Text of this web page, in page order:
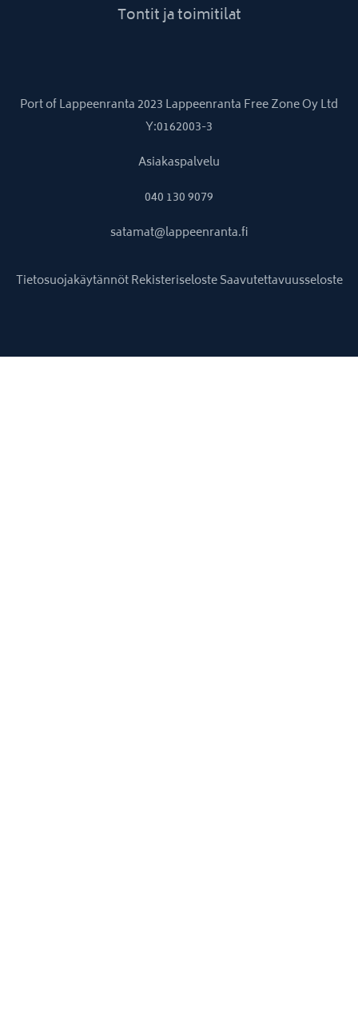
Tontit ja toimitilat
Port of Lappeenranta 2023 Lappeenranta Free Zone Oy Ltd
Y:0162003-3
Asiakaspalvelu
040 130 9079
satamat@lappeenranta.fi
TietosuojakäytännötRekisteriselosteSaavutettavuusseloste